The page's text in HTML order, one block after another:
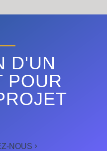
D'UN
POUR
NOUS